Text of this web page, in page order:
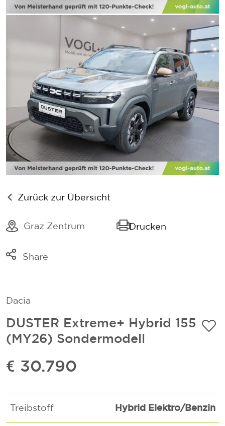
Zurück zur Übersicht
Graz Zentrum Drucken
Share
Dacia
DUSTER Extreme+ Hybrid 155
(MY26) Sondermodell
€ 30.790
Treibstoff Hybrid Elektro/Benzin